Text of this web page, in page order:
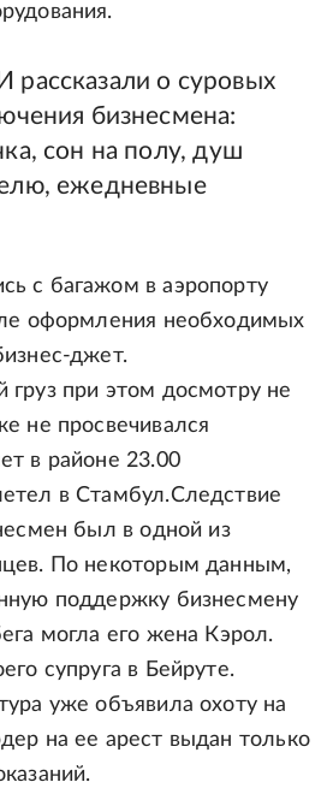
о суровых
бизнесмена:
сон на полу, душ
ежедневные
с багажом в аэропорту
оформления необходимых
джет.
груз при этом досмотру не
не просвечивался
в районе 23.00
в Стамбул.Следствие
был в одной из
По некоторым данным,
поддержку бизнесмену
могла его жена Кэрол.
супруга в Бейруте.
уже объявила охоту на
на ее арест выдан только